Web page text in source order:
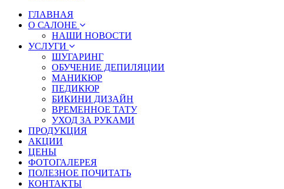
ГЛАВНАЯ
О САЛОНЕ
НАШИ НОВОСТИ
УСЛУГИ
ШУГАРИНГ
ОБУЧЕНИЕ ДЕПИЛЯЦИИ
МАНИКЮР
ПЕДИКЮР
БИКИНИ ДИЗАЙН
ВРЕМЕННОЕ ТАТУ
УХОД ЗА РУКАМИ
ПРОДУКЦИЯ
АКЦИИ
ЦЕНЫ
ФОТОГАЛЕРЕЯ
ПОЛЕЗНОЕ ПОЧИТАТЬ
КОНТАКТЫ